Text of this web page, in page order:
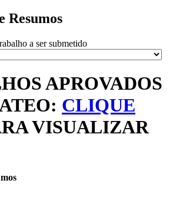
Resumos
a ser submetido
APROVADOS
CLIQUE
VISUALIZAR